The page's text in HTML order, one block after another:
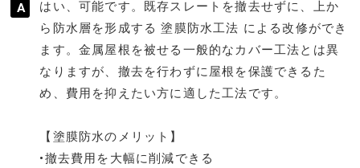
はい、可能です。既存スレートを撤去せずに、上か
ら防水層を形成する 塗膜防水工法 による改修ができ
ます。金属屋根を被せる一般的なカバー工法とは異
なりますが、撤去を行わずに屋根を保護できるた
め、費用を抑えたい方に適した工法です。
【塗膜防水のメリット】
•撤去費用を大幅に削減できる